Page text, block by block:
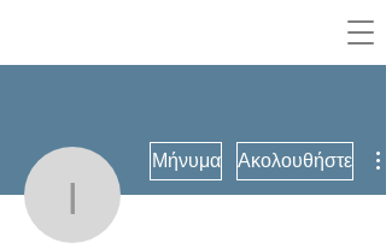
issanpetro
Μήνυμα Ακολουθήστε